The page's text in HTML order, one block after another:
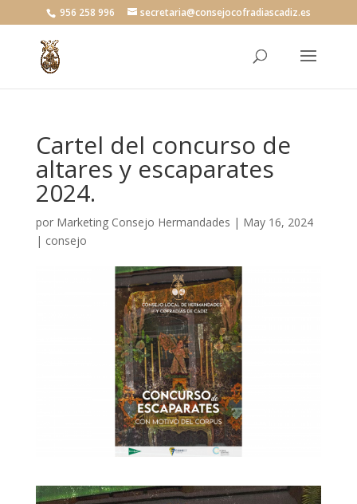
956 258 996 secretaria@consejocofradiascadiz.es
Cartel del concurso de
altares y escaparates
2024.
por Marketing Consejo Hermandades | May 16, 2024
| consejo